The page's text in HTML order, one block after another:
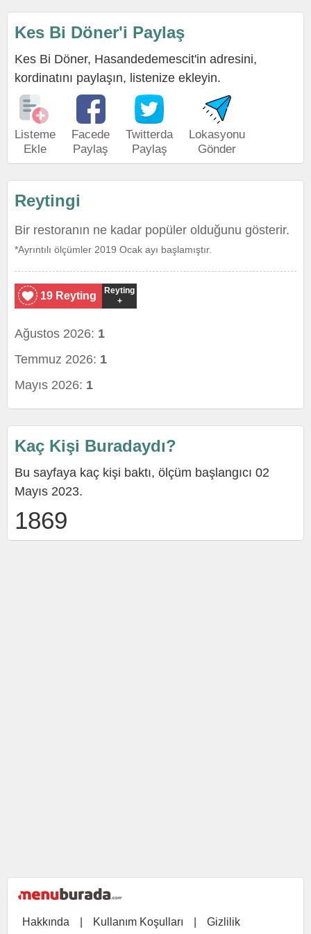
Kes Bi Döner'i Paylaş
Kes Bi Döner, Hasandedemescit'in adresini,
kordinatını paylaşın, listenize ekleyin.
Listeme
Ekle
Facede
Paylaş
Twitterda
Paylaş
Lokasyonu
Gönder
Reytingi
Bir restoranın ne kadar popüler olduğunu gösterir.
*Ayrıntılı ölçümler 2019 Ocak ayı başlamıştır.
19 Reyting
Reyting
+
Ağustos 2026: 1
Temmuz 2026: 1
Mayıs 2026: 1
Kaç Kişi Buradaydı?
Bu sayfaya kaç kişi baktı, ölçüm başlangıcı 02
Mayıs 2023.
1869
Hakkında Kullanım Koşulları Gizlilik